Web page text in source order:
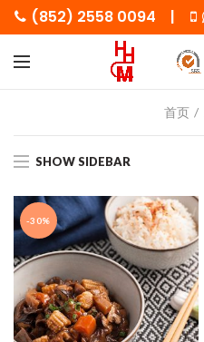
(852) 2558 0094 |
首页
SHOW SIDEBAR
-30%